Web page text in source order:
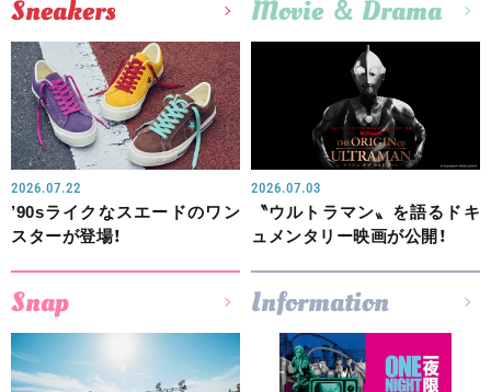
Sneakers
2026.07.22
’90sライクなスエードのワン
スターが登場！
Movie ＆ Drama
2026.07.03
〝ウルトラマン〟を語るドキ
ュメンタリー映画が公開！
Snap Information